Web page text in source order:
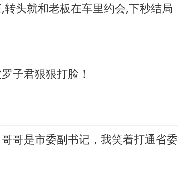
头就和老板在车里约会,下秒结局
子君狠狠打脸！
哥是市委副书记，我笑着打通省委